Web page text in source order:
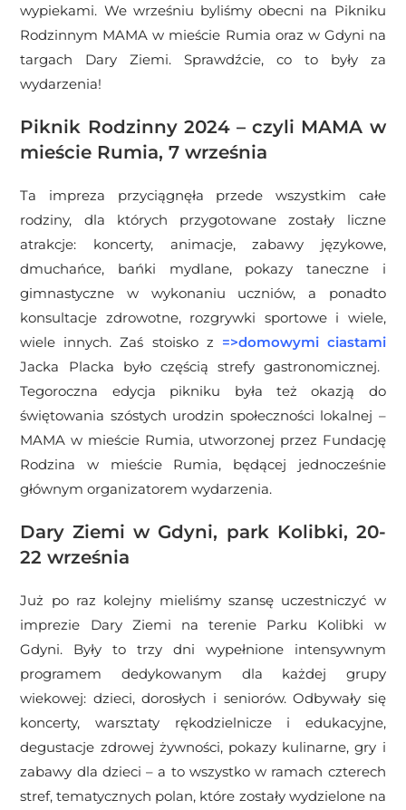
wypiekami. We wrześniu byliśmy obecni na Pikniku
Rodzinnym MAMA w mieście Rumia oraz w Gdyni na
targach Dary Ziemi. Sprawdźcie, co to były za
wydarzenia!
Piknik Rodzinny 2024 – czyli MAMA w
mieście Rumia, 7 września
Ta impreza przyciągnęła przede wszystkim całe
rodziny, dla których przygotowane zostały liczne
atrakcje: koncerty, animacje, zabawy językowe,
dmuchańce, bańki mydlane, pokazy taneczne i
gimnastyczne w wykonaniu uczniów, a ponadto
konsultacje zdrowotne, rozgrywki sportowe i wiele,
wiele innych. Zaś stoisko z =>domowymi ciastami
Jacka Placka było częścią strefy gastronomicznej.
Tegoroczna edycja pikniku była też okazją do
świętowania szóstych urodzin społeczności lokalnej –
MAMA w mieście Rumia, utworzonej przez Fundację
Rodzina w mieście Rumia, będącej jednocześnie
głównym organizatorem wydarzenia.
Dary Ziemi w Gdyni, park Kolibki, 20-
22 września
Już po raz kolejny mieliśmy szansę uczestniczyć w
imprezie Dary Ziemi na terenie Parku Kolibki w
Gdyni. Były to trzy dni wypełnione intensywnym
programem dedykowanym dla każdej grupy
wiekowej: dzieci, dorosłych i seniorów. Odbywały się
koncerty, warsztaty rękodzielnicze i edukacyjne,
degustacje zdrowej żywności, pokazy kulinarne, gry i
zabawy dla dzieci – a to wszystko w ramach czterech
stref, tematycznych polan, które zostały wydzielone na